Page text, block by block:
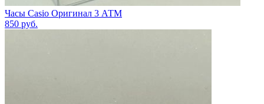
Часы Casio Оригинал 3 АТМ
850 руб.